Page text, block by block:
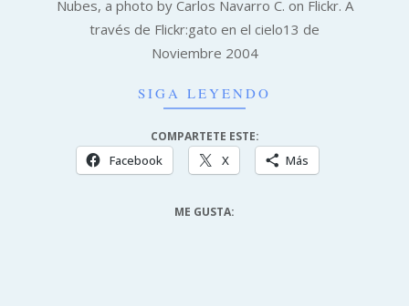
13
Nubes, a photo by Carlos Navarro C. on Flickr. A
través de Flickr:gato en el cielo13 de
Noviembre 2004
SIGA LEYENDO
COMPARTETE ESTE:
Facebook X Más
ME GUSTA: